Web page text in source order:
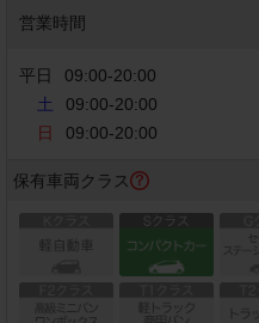
営業時間
平日 09:00-20:00
土
09:00-20:00
日
09:00-20:00
保有車両クラス